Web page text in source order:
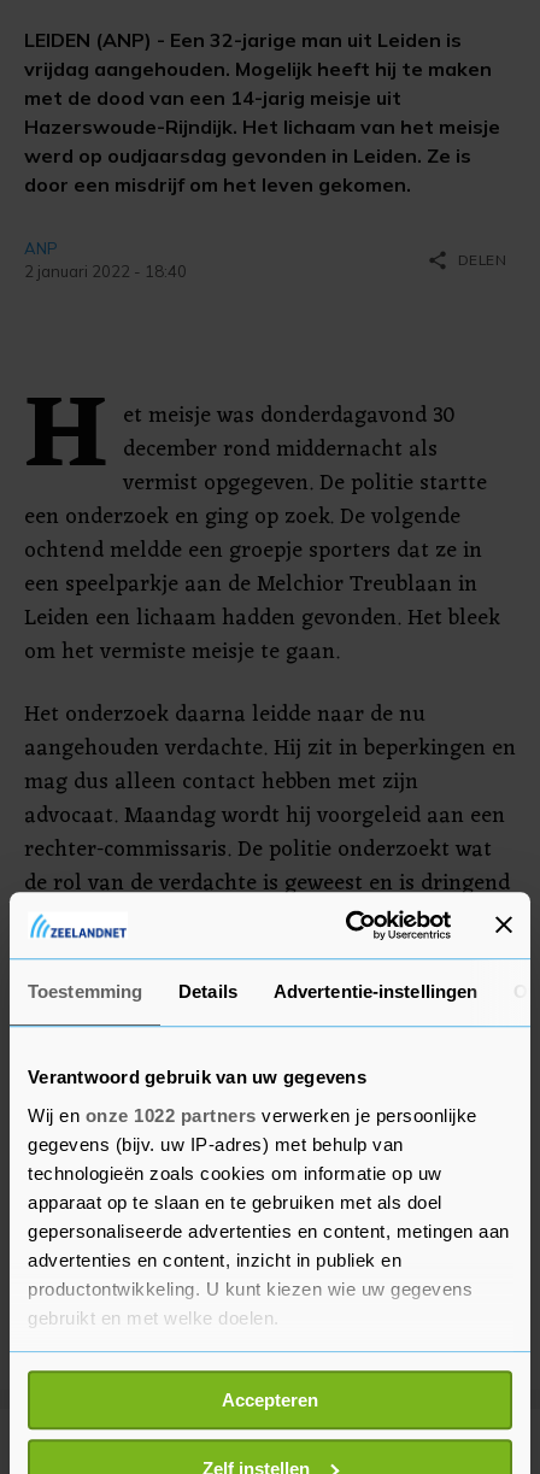
Toestemming Details Advertentie-instellingen
Verantwoord gebruik van uw gegevens
Wij en onze 1022 partners verwerken je persoonlijke
gegevens (bijv. uw IP-adres) met behulp van
technologieën zoals cookies om informatie op uw
apparaat op te slaan en te gebruiken met als doel
gepersonaliseerde advertenties en content, metingen aan
advertenties en content, inzicht in publiek en
productontwikkeling. U kunt kiezen wie uw gegevens
gebruikt en met welke doelen.
Als u het toestaat, willen we ook graag:
Informatie verzamelen over uw geografische
locatie, die tot een paar meter nauwkeurig kan zijn
Uw apparaat identificeren door het actief te
Accepteren
Zelf instellen
LEIDEN (ANP) - Een 32-jarige man uit Leiden is
vrijdag aangehouden. Mogelijk heeft hij te maken
met de dood van een 14-jarig meisje uit
Hazerswoude-Rijndijk. Het lichaam van het meisje
werd op oudjaarsdag gevonden in Leiden. Ze is
door een misdrijf om het leven gekomen.
ANP
2 januari 2022 - 18:40
share DELEN
H et meisje was donderdagavond 30
december rond middernacht als
vermist opgegeven. De politie startte
een onderzoek en ging op zoek. De volgende
ochtend meldde een groepje sporters dat ze in
een speelparkje aan de Melchior Treublaan in
Leiden een lichaam hadden gevonden. Het bleek
om het vermiste meisje te gaan.
Het onderzoek daarna leidde naar de nu
aangehouden verdachte. Hij zit in beperkingen en
mag dus alleen contact hebben met zijn
advocaat. Maandag wordt hij voorgeleid aan een
rechter-commissaris. De politie onderzoekt wat
de rol van de verdachte is geweest en is dringend
op zoek naar getuigen.
Meer uit Binnenland